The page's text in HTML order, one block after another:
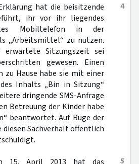
4
hat die beisitzende
ihr vor ihr liegendes
Mobiltelefon in der
„Arbeitsmittel“ zu nutzen.
erwartete Sitzungszeit sei
gewesen. Einen
zu Hause habe sie mit einer
Inhalts „Bin in Sitzung“
dringende SMS-Anfrage
Betreuung der Kinder habe
beantwortet. Auf Rüge der
diesen Sachverhalt öffentlich
5